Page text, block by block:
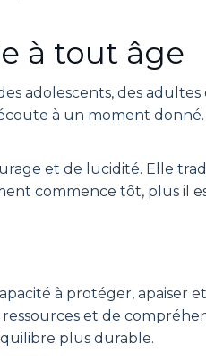
à tout âge
adolescents, des
à un moment
et de lucidité. Elle
commence tôt, plus il
à protéger, apaiser
et de
plus durable.